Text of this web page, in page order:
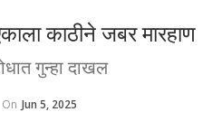
काठीने जबर मारहाण
गुन्हा दाखल
On Jun 5, 2025